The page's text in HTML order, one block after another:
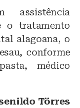
assistência
o tratamento
alagoana, o
conforme
médico
Törres